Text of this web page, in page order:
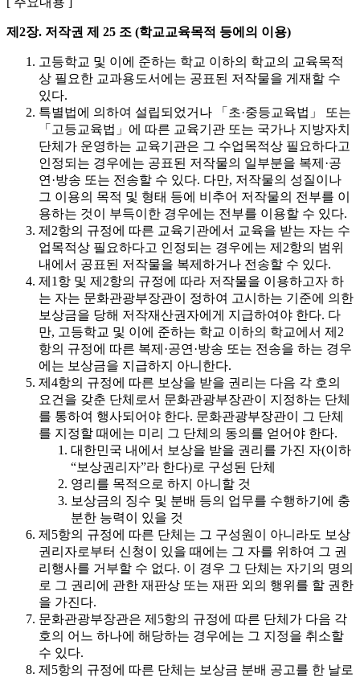
제2장. 저작권 제 25 조 (학교교육목적 등에의 이용)
고등학교 및 이에 준하는 학교 이하의 학교의 교육목적
상 필요한 교과용도서에는 공표된 저작물을 게재할 수
있다.
특별법에 의하여 설립되었거나 「초·중등교육법」 또는
「고등교육법」에 따른 교육기관 또는 국가나 지방자치
단체가 운영하는 교육기관은 그 수업목적상 필요하다고
인정되는 경우에는 공표된 저작물의 일부분을 복제·공
연·방송 또는 전송할 수 있다. 다만, 저작물의 성질이나
그 이용의 목적 및 형태 등에 비추어 저작물의 전부를 이
용하는 것이 부득이한 경우에는 전부를 이용할 수 있다.
제2항의 규정에 따른 교육기관에서 교육을 받는 자는 수
업목적상 필요하다고 인정되는 경우에는 제2항의 범위
내에서 공표된 저작물을 복제하거나 전송할 수 있다.
제1항 및 제2항의 규정에 따라 저작물을 이용하고자 하
는 자는 문화관광부장관이 정하여 고시하는 기준에 의한
보상금을 당해 저작재산권자에게 지급하여야 한다. 다
만, 고등학교 및 이에 준하는 학교 이하의 학교에서 제2
항의 규정에 따른 복제·공연·방송 또는 전송을 하는 경우
에는 보상금을 지급하지 아니한다.
제4항의 규정에 따른 보상을 받을 권리는 다음 각 호의
요건을 갖춘 단체로서 문화관광부장관이 지정하는 단체
를 통하여 행사되어야 한다. 문화관광부장관이 그 단체
를 지정할 때에는 미리 그 단체의 동의를 얻어야 한다.
대한민국 내에서 보상을 받을 권리를 가진 자(이하
“보상권리자”라 한다)로 구성된 단체
영리를 목적으로 하지 아니할 것
보상금의 징수 및 분배 등의 업무를 수행하기에 충
분한 능력이 있을 것
제5항의 규정에 따른 단체는 그 구성원이 아니라도 보상
권리자로부터 신청이 있을 때에는 그 자를 위하여 그 권
리행사를 거부할 수 없다. 이 경우 그 단체는 자기의 명의
로 그 권리에 관한 재판상 또는 재판 외의 행위를 할 권한
을 가진다.
문화관광부장관은 제5항의 규정에 따른 단체가 다음 각
호의 어느 하나에 해당하는 경우에는 그 지정을 취소할
수 있다.
제5항의 규정에 따른 단체는 보상금 분배 공고를 한 날로